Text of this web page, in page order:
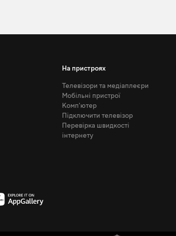
На пристроях
Телевізори та медіаплеєри
Мобільні пристрої
Комп'ютер
Підключити телевізор
Перевірка швидкості
інтернету